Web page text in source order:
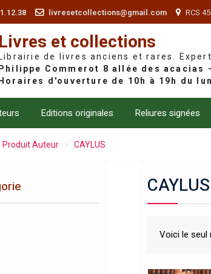
livresetcollections@gmail.com RCS
Livres et collections
Librairie de livres anciens et rares.
Editions originales Reliures signées
Produit Auteur CAYLUS
CAYLUS
Voici le seul